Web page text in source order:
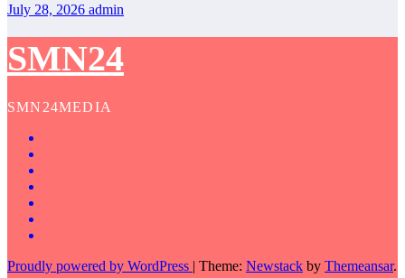
July 28, 2026 admin
SMN24
SMN24MEDIA
Proudly powered by WordPress | Theme: Newstack by Themeansar.